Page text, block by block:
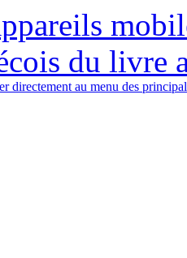
du livre
directement au menu des